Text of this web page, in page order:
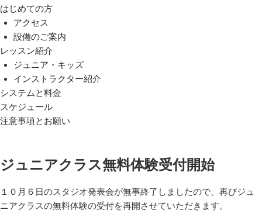
はじめての方
アクセス
設備のご案内
レッスン紹介
ジュニア・キッズ
インストラクター紹介
システムと料金
スケジュール
注意事項とお願い
ジュニアクラス無料体験受付開始
１０月６日のスタジオ発表会が無事終了しましたので、再びジュ
ニアクラスの無料体験の受付を再開させていただきます。